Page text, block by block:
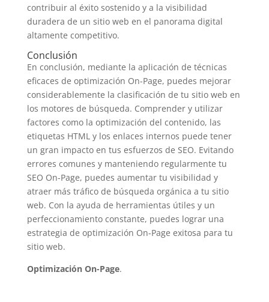
contribuir al éxito sostenido y a la visibilidad
duradera de un sitio web en el panorama digital
altamente competitivo.
Conclusión
En conclusión, mediante la aplicación de técnicas
eficaces de optimización On-Page, puedes mejorar
considerablemente la clasificación de tu sitio web en
los motores de búsqueda. Comprender y utilizar
factores como la optimización del contenido, las
etiquetas HTML y los enlaces internos puede tener
un gran impacto en tus esfuerzos de SEO. Evitando
errores comunes y manteniendo regularmente tu
SEO On-Page, puedes aumentar tu visibilidad y
atraer más tráfico de búsqueda orgánica a tu sitio
web. Con la ayuda de herramientas útiles y un
perfeccionamiento constante, puedes lograr una
estrategia de optimización On-Page exitosa para tu
sitio web.
Optimización On-Page.